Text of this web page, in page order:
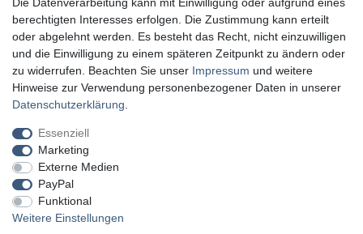
berechtigten Interesses erfolgen. Die Zustimmung kann erteilt
oder abgelehnt werden. Es besteht das Recht, nicht einzuwilligen
und die Einwilligung zu einem späteren Zeitpunkt zu ändern oder
zu widerrufen. Beachten Sie unser Impressum und weitere
Hinweise zur Verwendung personenbezogener Daten in unserer
Daten­schutz­erklärung
Essenziell
Marketing
Externe Medien
PayPal
Funktional
Weitere Einstellungen